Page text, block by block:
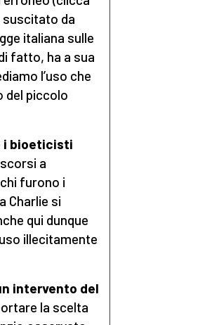
suscitato da
italiana sulle
fatto, ha a sua
l’uso che
del piccolo
i bioeticisti
a
furono i
Charlie si
qui dunque
illecitamente
intervento del
la scelta